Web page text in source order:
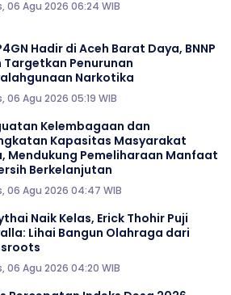
06 Agu 2026 06:24 WIB
Hadir di Aceh Barat Daya, BNNP
Targetkan Penurunan
Narkotika
06 Agu 2026 05:19 WIB
Kelembagaan dan
Kapasitas Masyarakat
Mendukung Pemeliharaan Manfaat
Berkelanjutan
06 Agu 2026 04:47 WIB
Naik Kelas, Erick Thohir Puji
Lihai Bangun Olahraga dari
06 Agu 2026 04:20 WIB